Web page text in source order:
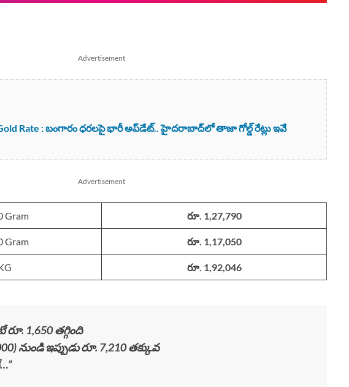
Advertisement
Rate : బంగారం ధరలపై భారీ అప్‌డేట్.. హైదరాబాద్‌లో తాజా గోల్డ్ రేట్లు ఇవే
Advertisement
Gram రూ. 1,27,790
Gram రూ. 1,17,050
రూ. 1,92,046
రూ. 1,650 తగ్గింది
నుండి ఇప్పుడు రూ. 7,210 తక్కువ